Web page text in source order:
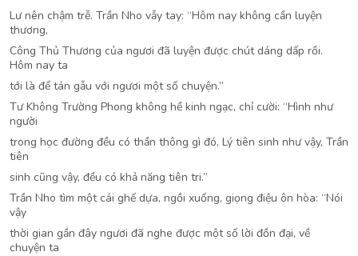
Lư nên chậm trễ. Trần Nho vẫy tay: “Hôm nay không cần luyện
thương,
Công Thủ Thương của ngươi đã luyện được chút dáng dấp rồi.
Hôm nay ta
tới là để tán gẫu với ngươi một số chuyện.”
Tư Không Trường Phong không hề kinh ngạc, chỉ cười: “Hình như
người
trong học đường đều có thần thông gì đó, Lý tiên sinh như vậy, Trần
tiên
sinh cũng vậy, đều có khả năng tiên tri.”
Trần Nho tìm một cái ghế dựa, ngồi xuống, giọng điệu ôn hòa: “Nói
vậy
thời gian gần đây ngươi đã nghe được một số lời đồn đại, về
chuyện ta